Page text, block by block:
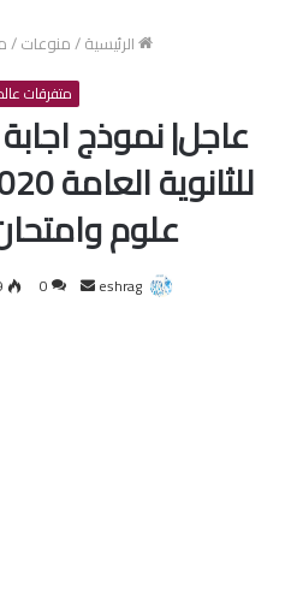
الرئيسية/منوعات/
متفرقات
عاجل| نموذج اجابة
علوم
eshrag
أرسل 0